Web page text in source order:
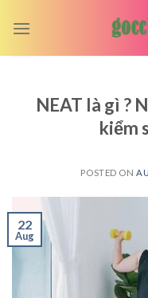
NEAT là gì ?
kiểm
POSTED ON
22
Aug